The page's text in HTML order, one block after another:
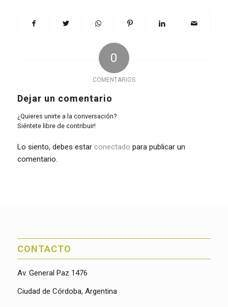
0
COMENTARIOS
Dejar un comentario
¿Quieres unirte a la conversación?
Siéntete libre de contribuir!
Lo siento, debes estar conectado para publicar un
comentario.
CONTACTO
Av. General Paz 1476
Ciudad de Córdoba, Argentina